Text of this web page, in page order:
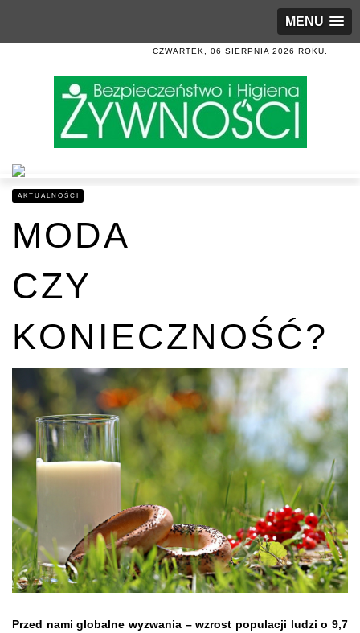
MENU
CZWARTEK, 06 SIERPNIA 2026 ROKU.
AKTUALNOŚCI
MODA
CZY
KONIECZNOŚĆ?
Przed nami globalne wyzwania – wzrost populacji ludzi o 9,7